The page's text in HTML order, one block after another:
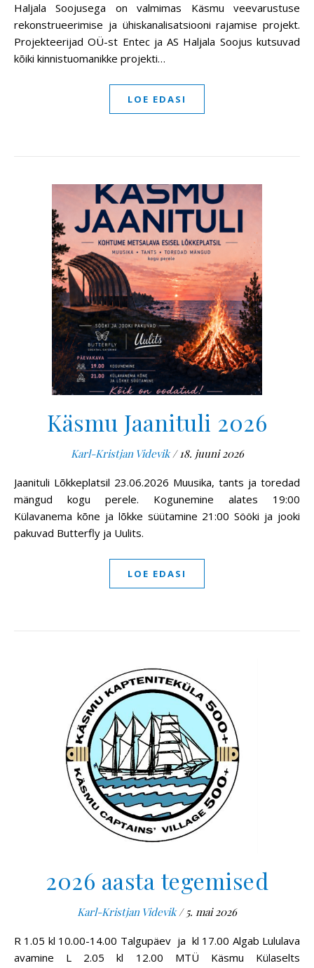
Haljala Soojusega on valmimas Käsmu veevarustuse
rekonstrueerimise ja ühiskanalisatsiooni rajamise projekt.
Projekteerijad OÜ-st Entec ja AS Haljala Soojus kutsuvad
kõiki kinnistuomanikke projekti…
LOE EDASI
Käsmu Jaanituli 2026
Karl-Kristjan Videvik / 18. juuni 2026
Jaanituli Lõkkeplatsil 23.06.2026 Muusika, tants ja toredad
mängud kogu perele. Kogunemine alates 19:00
Külavanema kõne ja lõkke süütamine 21:00 Sööki ja jooki
pakuvad Butterfly ja Uulits.
LOE EDASI
2026 aasta tegemised
Karl-Kristjan Videvik / 5. mai 2026
R 1.05 kl 10.00-14.00 Talgupäev ja kl 17.00 Algab Lululava
avamine L 2.05 kl 12.00 MTÜ Käsmu Külaselts